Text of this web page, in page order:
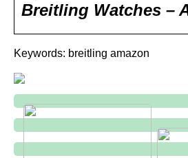
Breitling Watches –
Keywords: breitling amazon